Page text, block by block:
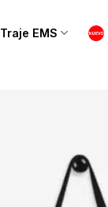
Traje EMS